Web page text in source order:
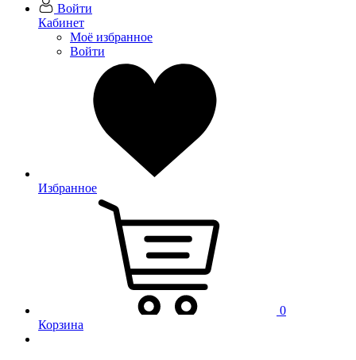
Войти
Кабинет
Моё избранное
Войти
Избранное
0
Корзина